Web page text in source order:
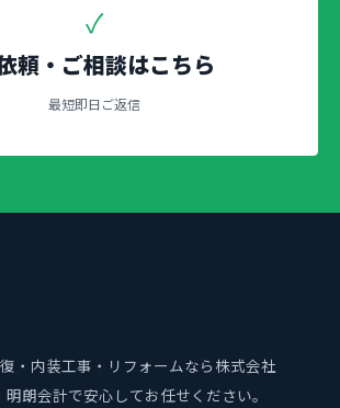
✓
頼・ご相談はこちら
最短即日ご返信
・内装工事・リフォームなら株式会社
朗会計で安心してお任せください。